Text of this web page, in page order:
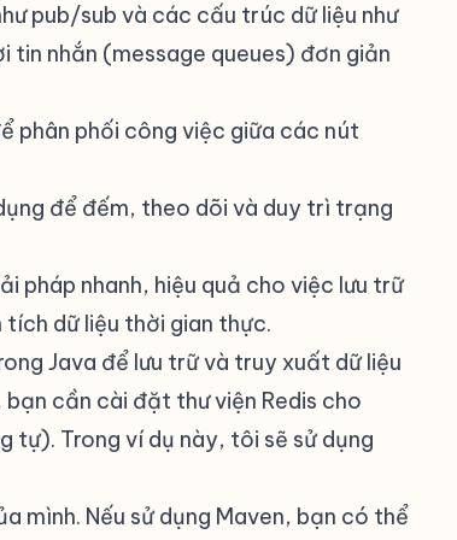
pub/sub và các cấu trúc dữ liệu như
nhắn (message queues) đơn giản
phân phối công việc giữa các nút
để đếm, theo dõi và duy trì trạng
pháp nhanh, hiệu quả cho việc lưu trữ
dữ liệu thời gian thực.
Java để lưu trữ và truy xuất dữ liệu
cần cài đặt thư viện Redis cho
tự). Trong ví dụ này, tôi sẽ sử dụng
mình. Nếu sử dụng Maven, bạn có thể